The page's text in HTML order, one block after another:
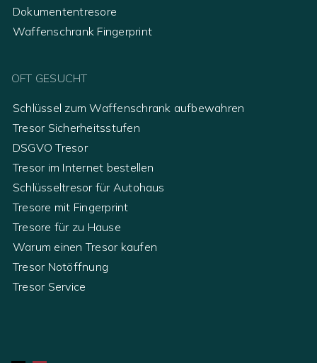
Dokumententresore
Waffenschrank Fingerprint
OFT GESUCHT
Schlüssel zum Waffenschrank aufbewahren
Tresor Sicherheitsstufen
DSGVO Tresor
Tresor im Internet bestellen
Schlüsseltresor für Autohaus
Tresore mit Fingerprint
Tresore für zu Hause
Warum einen Tresor kaufen
Tresor Notöffnung
Tresor Service